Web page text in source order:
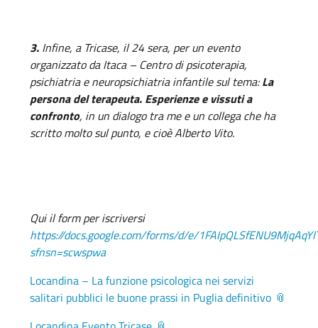
3. Infine, a Tricase, il 24 sera, per un evento
organizzato da Itaca – Centro di psicoterapia,
psichiatria e neuropsichiatria infantile sul tema:La
persona del terapeuta. Esperienze e vissuti a
confronto, in un dialogo tra me e un collega che ha
scritto molto sul punto, e cioè Alberto Vito.
Qui il form per iscriversi
https://docs.google.com/forms/d/e/
sfnsn=scwspwa
Locandina – La funzione psicologica nei servizi
salitari pubblici le buone prassi in Puglia definitivo